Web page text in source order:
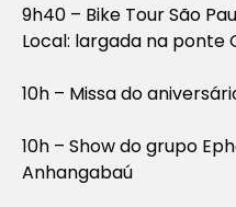
9h40 – Bike Tour São
Local: largada na ponte
10h – Missa do
10h – Show do grupo
Anhangabaú